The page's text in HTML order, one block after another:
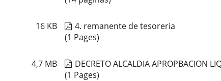
16 KB
4. remanente de tesoreria
(1 Pages)
4,7 MB
DECRETO ALCALDIA APROPBACION
(1 Pages)